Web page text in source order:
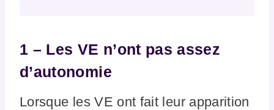
1 – Les VE n’ont pas assez
d’autonomie
Lorsque les VE ont fait leur apparition